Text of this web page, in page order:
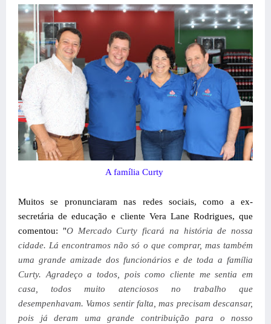
A família Curty
Muitos se pronunciaram nas redes sociais, como a ex-
secretária de educação e cliente Vera Lane Rodrigues, que
comentou: "O Mercado Curty ficará na história de nossa
cidade. Lá encontramos não só o que comprar, mas também
uma grande amizade dos funcionários e de toda a família
Curty. Agradeço a todos, pois como cliente me sentia em
casa, todos muito atenciosos no trabalho que
desempenhavam. Vamos sentir falta, mas precisam descansar,
pois já deram uma grande contribuição para o nosso